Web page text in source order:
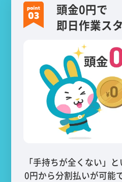
頭金0円で
即日作業ス
「手持ちが全くない」
0円から分割払いが可能